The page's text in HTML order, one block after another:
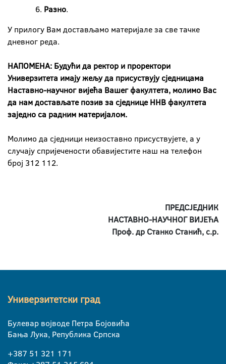
Разно.
У прилогу Вам достављамо материјале за све тачке
дневног реда.
НАПОМЕНА: Будући да ректор и проректори
Универзитета имају жељу да присуствују сједницама
Наставно-научног вијећа Вашег факултета, молимо Вас
да нам достављате позив за сједнице ННВ факултета
заједно са радним материјалом.
Молимо да сједници неизоставно присуствујете, а у
случају спријечености обавијестите наш на телефон
број 312 112.
ПРЕДСЈЕДНИК
НАСТАВНО-НАУЧНОГ ВИЈЕЋА
Проф. др Станко Станић, с.р.
Универзитетски град
Булевар војводе Петра Бојовића
Бања Лука, Република Српска
+387 51 321 171